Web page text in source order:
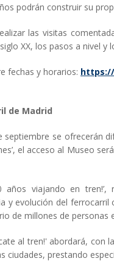
podrán construir su
las visitas
XX, los pasos a nivel y
fechas y horarios:
de Madrid
septiembre se ofrecerán
el acceso al Museo
años viajando en
y evolución del
de millones de personas
al tren!' abordará,
ciudades, prestando